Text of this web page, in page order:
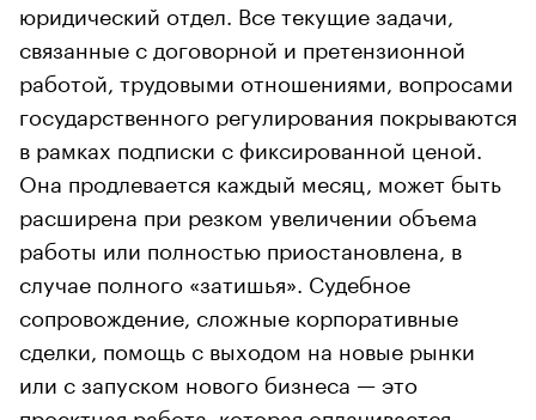
юридический отдел. Все текущие задачи,
связанные с договорной и претензионной
работой, трудовыми отношениями, вопросами
государственного регулирования покрываются
в рамках подписки с фиксированной ценой.
Она продлевается каждый месяц, может быть
расширена при резком увеличении объема
работы или полностью приостановлена, в
случае полного «затишья». Судебное
сопровождение, сложные корпоративные
сделки, помощь с выходом на новые рынки
или с запуском нового бизнеса — это